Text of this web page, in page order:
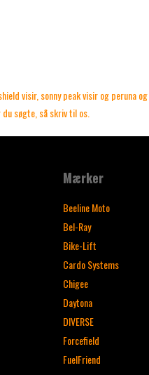
visir, sonny peak visir og peruna
søgte, så skriv til os.
Mærker
Beeline Moto
Bel-Ray
Bike-Lift
Cardo Systems
Chigee
Daytona
DIVERSE
Forcefield
FuelFriend